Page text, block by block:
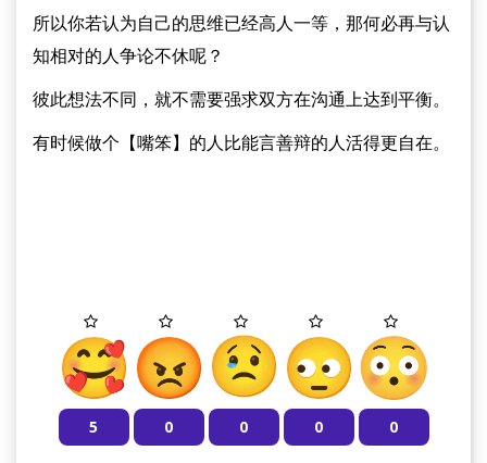
所以你若认为自己的思维已经高人一等，那何必再与认
知相对的人争论不休呢？
彼此想法不同，就不需要强求双方在沟通上达到平衡。
有时候做个【嘴笨】的人比能言善辩的人活得更自在。
0
0
0
0
5